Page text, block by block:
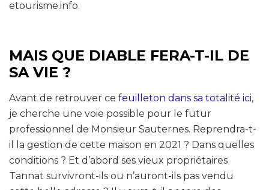
etourisme.info.
MAIS QUE DIABLE FERA-T-IL DE
SA VIE ?
Avant de retrouver ce feuilleton dans sa totalité ici,
je cherche une voie possible pour le futur
professionnel de Monsieur Sauternes. Reprendra-t-
il la gestion de cette maison en 2021 ? Dans quelles
conditions ? Et d’abord ses vieux propriétaires
Tannat survivront-ils ou n’auront-ils pas vendu